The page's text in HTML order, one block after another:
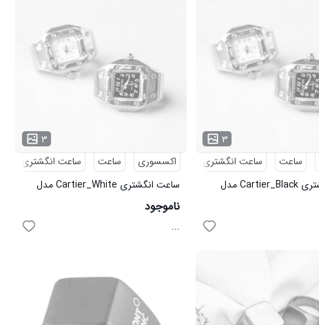
۳
ساعت
ساعت انگشتری
ساعت انگشتری Cartier_Black مدل
۳
اکسسوری
ساعت
ساعت انگشتری
ساعت انگشتری Cartier_White مدل
3472
ناموجود
...